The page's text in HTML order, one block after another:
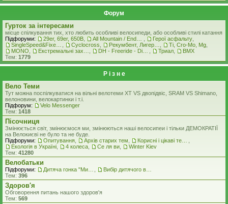
Форум
Гурток за інтересами
місце спілкування тих, хто любить особливі велосипеди, або особливі стилі катання
Підфоруми:
29er, 69er, 650B Герої асфальту
Cyclocross Ti, Cro-Mo, Mg
MONO
Триал
BMX
Тем: 1779
Р i з н е
Вело Теми
Тут можна поспілкуватися на вільні велотеми ХТ VS двопідвіс, SRAM VS Shimano,
велоновини, велокартинки і т.і.
Підфорум:
Velo Messenger
Тем: 1418
Пісочниця
Змінюється світ, змінюємося ми, змінюються наші велосипеи і тільки ДЕМОКРАТІЇ
на Велокиєві не було та не буде.
Підфоруми:
Опитування Архів старих тем
Екологiя в Україні
4 колеса Се ля ви
Winter Kiev
Тем: 41280
Велобатьки
Підфоруми:
Тем: 396
Здоров'я
Обговорення питань нашого здоров'я
Тем: 569